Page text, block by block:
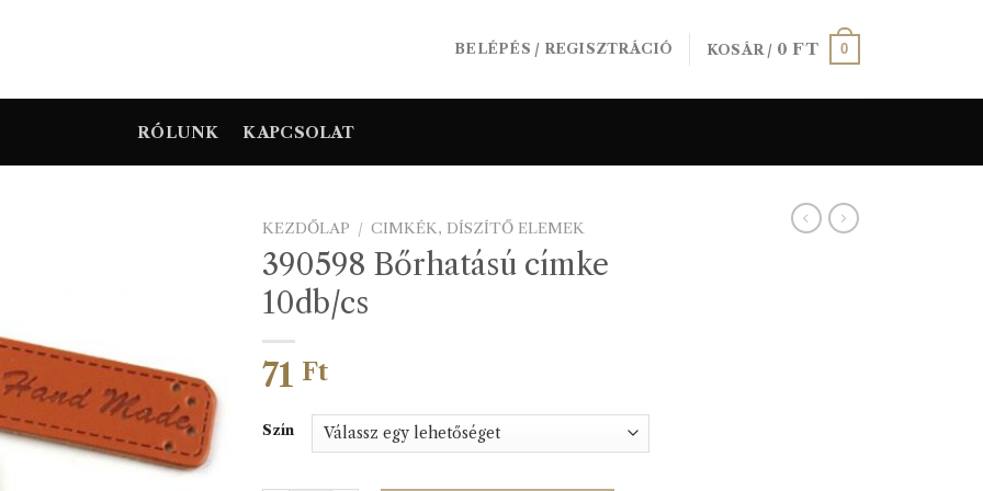
BELÉPÉS / REGISZTRÁCIÓ KOSÁR / 0FT 0
RÓLUNK KAPCSOLAT
KEZDŐLAP / CIMKÉK, DÍSZÍTŐ ELEMEK
390598 Bőrhatású címke
10db/cs
71 Ft
Szín